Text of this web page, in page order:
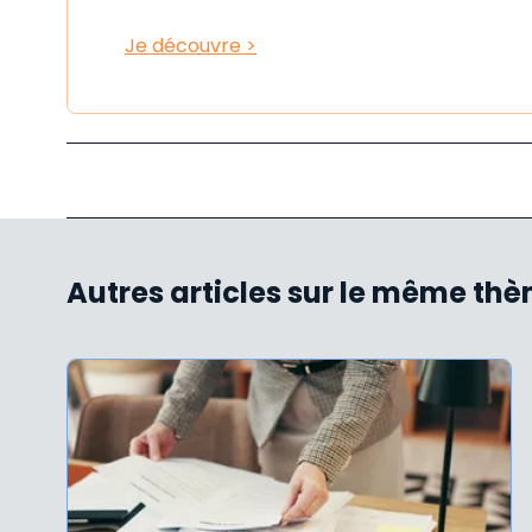
Je découvre >
Autres articles sur le même